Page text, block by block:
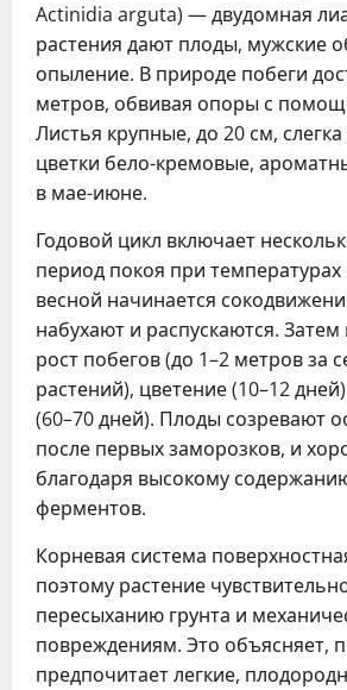
Actinidia arguta) — двудомная
растения дают плоды, мужские
опыление. В природе побеги
метров, обвивая опоры с
Листья крупные, до 20 см,
цветки бело-кремовые,
в мае-июне.
Годовой цикл включает
период покоя при температурах
весной начинается
набухают и распускаются.
рост побегов (до 1–2 метров за
растений), цветение (10–12
(60–70 дней). Плоды созревают
после первых заморозков, и
благодаря высокому
ферментов.
Корневая система
поэтому растение
пересыханию грунта и
повреждениям. Это объясняет,
предпочитает легкие,